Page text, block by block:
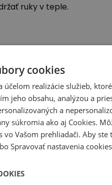
ruky v teple.
cookies
účelom realizácie služieb,
jeho obsahu, analýzou a
a
súkromiaako aj Cookies.
Vašom prehliadači. Aby
Spravovať nastavenia